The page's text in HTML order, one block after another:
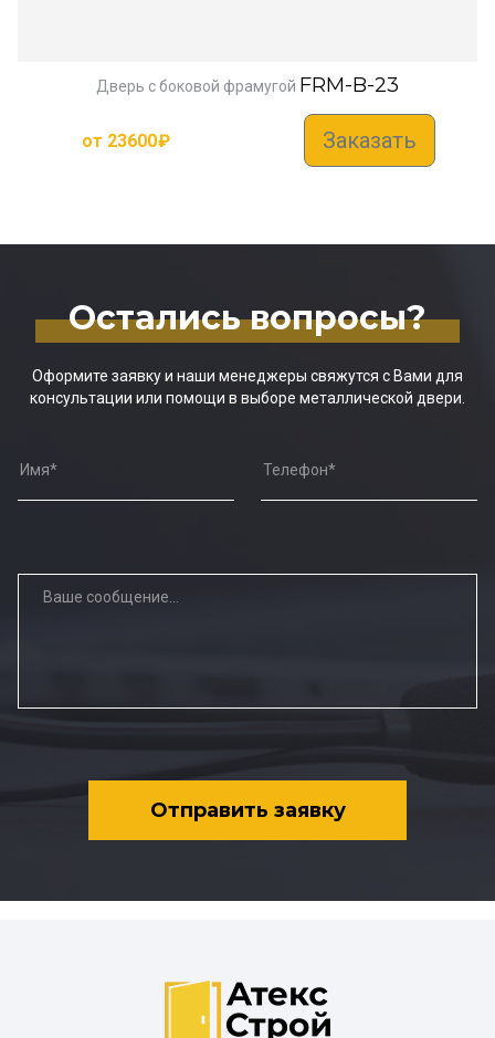
Дверь с боковой фрамугой FRM-B-23
от 23600₽ Заказать
Остались вопросы?
Оформите заявку и наши менеджеры свяжутся с Вами для
консультации или помощи в выборе металлической двери.
Отправить заявку